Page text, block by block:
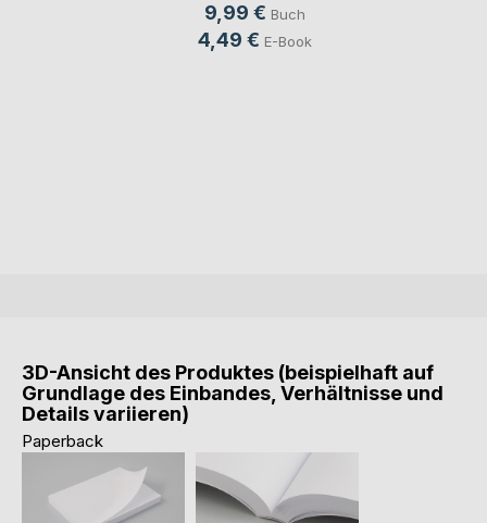
9,99 € Buch
4,49 € E-Book
3D-Ansicht des Produktes (beispielhaft auf
Grundlage des Einbandes, Verhältnisse und
Details variieren)
Paperback